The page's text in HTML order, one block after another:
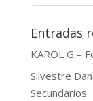
Entradas
KAROL G –
Silvestre
Secundarios